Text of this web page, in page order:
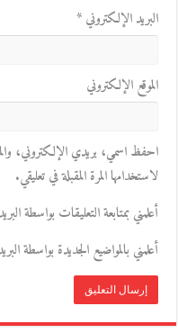
البريد الإلكتروني*
الموقع الإلكتروني
احفظ اسمي، بريدي الإلكتروني،
لاستخدامها المرة المقبلة في تعليقي.
أعلمني بمتابعة التعليقات بواسطة
أعلمني بالمواضيع الجديدة بواسطة